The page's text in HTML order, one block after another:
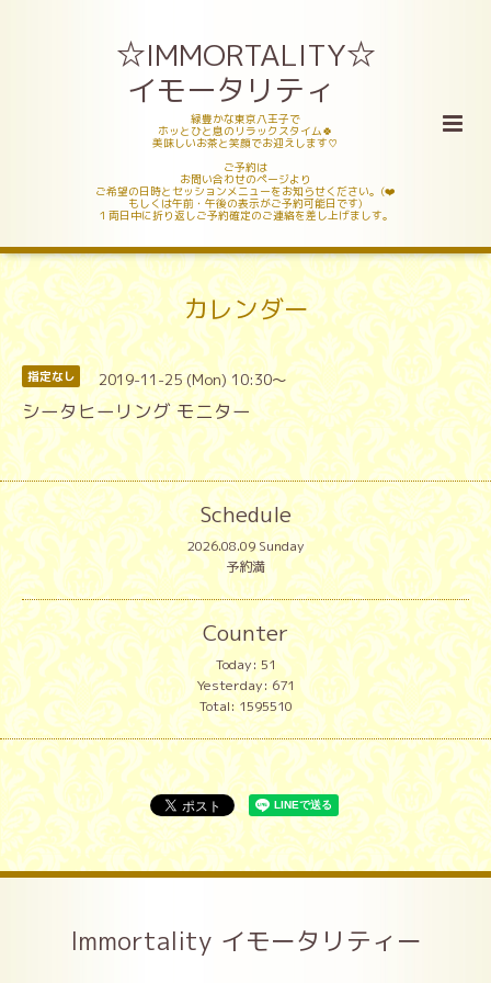
☆IMMORTALITY☆
イモータリティ
緑豊かな東京八王子で
ホッとひと息のリラックスタイム🍀
美味しいお茶と笑顔でお迎えします♡
ご予約は
お問い合わせのページより
ご希望の日時とセッションメニューをお知らせください。(❤️
もしくは午前・午後の表示がご予約可能日です)
１両日中に折り返しご予約確定のご連絡を差し上げましす。
カレンダー
指定なし 2019-11-25 (Mon) 10:30～
シータヒーリング モニター
Schedule
2026.08.09 Sunday
予約満
Counter
Today: 51
Yesterday:671
Total:1595510
Immortality イモータリティー